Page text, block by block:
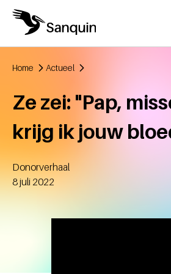
Overslaan en naar de inhoud gaan
Home Actueel
Ze zei: "Pap,
krijg ik jouw
Donorverhaal
Aangemaakt
8 juli 2022